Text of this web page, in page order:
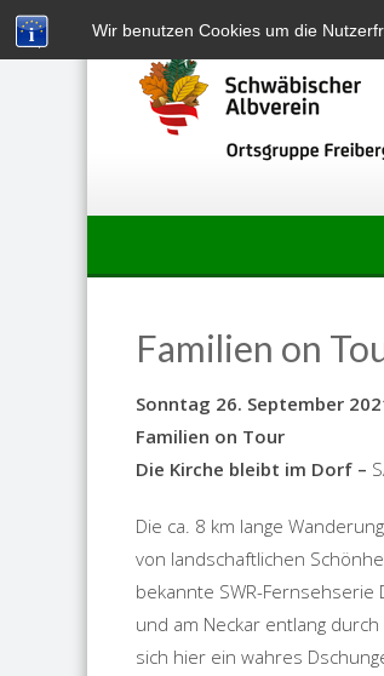
Wir benutzen Cookies um die
Skip
to
Familien on
Sonntag 26. September
Familien on Tour
Die Kirche bleibt im Dorf –
Die ca. 8 km lange
von landschaftlichen
bekannte SWR-
und am Neckar entlang
sich hier ein wahres